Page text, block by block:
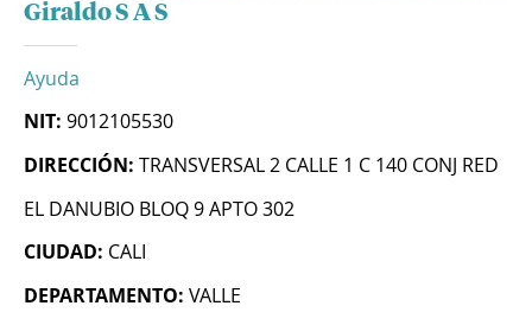
Giraldo S A S
Ayuda
NIT: 9012105530
DIRECCIÓN: TRANSVERSAL 2 CALLE 1 C 140 CONJ RED
EL DANUBIO BLOQ 9 APTO 302
CIUDAD: CALI
DEPARTAMENTO: VALLE